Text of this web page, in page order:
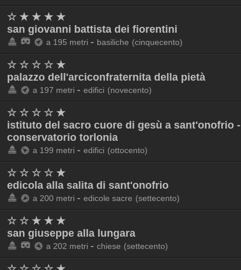
☆ ★ ★ ★ ★
san giovanni battista dei fiorentini
a 195 metri - basiliche (cinquecento)
☆ ☆ ☆ ☆ ★
palazzo dell'arciconfraternita della pietà
a 197 metri - edifici (novecento)
☆ ☆ ☆ ☆ ★
istituto del sacro cuore di gesù a sant'onofrio -
conservatorio torlonia
a 199 metri - edifici (ottocento)
☆ ☆ ☆ ☆ ★
edicola alla salita di sant'onofrio
a 200 metri - edicole sacre (settecento)
☆ ☆ ★ ★ ★
san giuseppe alla lungara
a 202 metri - chiese (settecento)